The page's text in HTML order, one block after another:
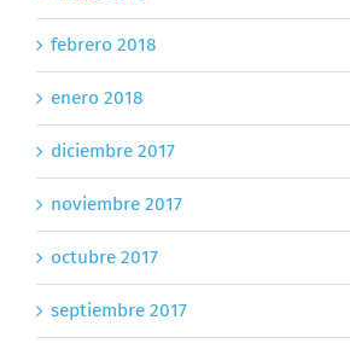
febrero 2018
enero 2018
diciembre 2017
noviembre 2017
octubre 2017
septiembre 2017